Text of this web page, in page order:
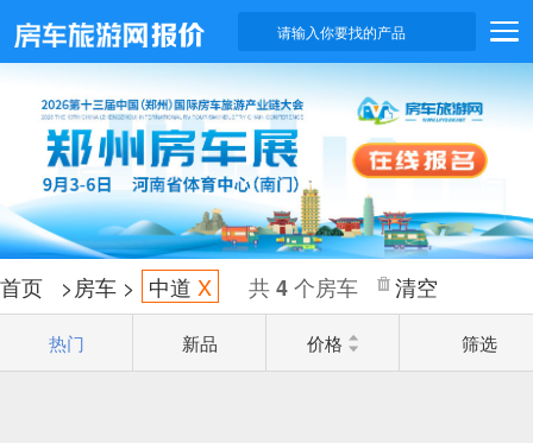
请输入你要找的产品
首页 >房车 > 中道 X 共4个房车 清空
热门 新品 价格 筛选